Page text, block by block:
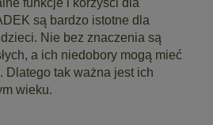
funkcje i korzyści dla
są bardzo istotne dla
Nie bez znaczenia są
a ich niedobory mogą mieć
Dlatego tak ważna jest ich
wieku.